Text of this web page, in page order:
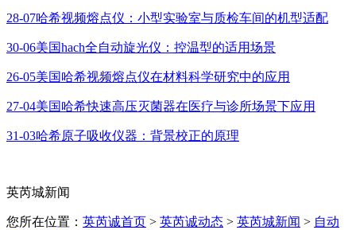
28-07哈希视频熔点仪：小型实验室与质检车间的机型适配
30-06美国hach全自动旋光仪：控温型的适用场景
26-05美国哈希视频熔点仪在材料科学研究中的应用
27-04美国哈希快速高压灭菌器在医疗与诊所场景下应用
31-03哈希原子吸收仪器：背景校正的原理
英芮城新闻
您所在位置： 英芮诚首页 > 英芮诚动态 > 英芮城新闻 > 自动